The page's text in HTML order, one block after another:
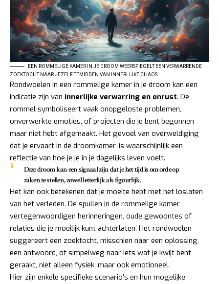
EEN ROMMELIGE KAMER IN JE DROOM WEERSPIEGELT EEN VERWARRENDE
ZOEKTOCHT NAAR JEZELF TEMIDDEN VAN INNERLIJKE CHAOS.
Rondwoelen in een rommelige kamer in je droom kan een
indicatie zijn van innerlijke verwarring en onrust. De
rommel symboliseert vaak onopgeloste problemen,
onverwerkte emoties, of projecten die je bent begonnen
maar niet hebt afgemaakt. Het gevoel van overweldiging
dat je ervaart in de droomkamer, is waarschijnlijk een
reflectie van hoe je je in je dagelijks leven voelt.
Deze droom kan een signaal zijn dat je het tijd is om orde op
zaken te stellen, zowel letterlijk als figuurlijk.
Het kan ook betekenen dat je moeite hebt met het loslaten
van het verleden. De spullen in de rommelige kamer
vertegenwoordigen herinneringen, oude gewoontes of
relaties die je moeilijk kunt achterlaten. Het rondwoelen
suggereert een zoektocht, misschien naar een oplossing,
een antwoord, of simpelweg naar iets wat je kwijt bent
geraakt, niet alleen fysiek, maar ook emotioneel.
Hier zijn enkele specifieke scenario’s en hun mogelijke